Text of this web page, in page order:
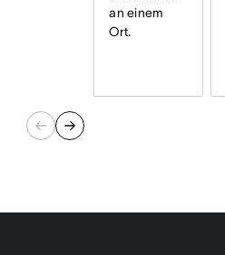
an einem
Ort.